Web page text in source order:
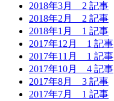
2018年3月 2 記事
2018年2月 2 記事
2018年1月 1 記事
2017年12月 1 記事
2017年11月 1 記事
2017年10月 4 記事
2017年8月 3 記事
2017年7月 1 記事